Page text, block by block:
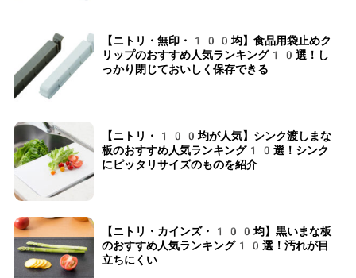
【ニトリ・無印・100均】食品用袋止めク
リップのおすすめ人気ランキング10選！し
っかり閉じておいしく保存できる
【ニトリ・100均が人気】シンク渡しまな
板のおすすめ人気ランキング10選！シンク
にピッタリサイズのものを紹介
【ニトリ・カインズ・100均】黒いまな板
のおすすめ人気ランキング10選！汚れが目
立ちにくい